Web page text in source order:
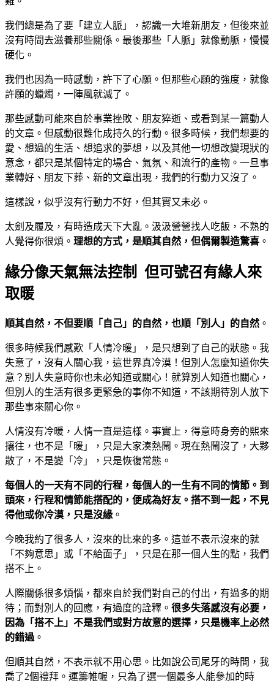
我們總是為了要「建立人脈」，認識一大堆新朋友，但後來並
沒有時間去滋養那些關係。最後那些「人脈」就像動脈，慢慢
硬化。
我們也因為一時感動，許下了心願。但那些心願的強度，就像
許願的蠟燭，一陣風就滅了。
那些感動可能來自於事業挫敗、朋友猝逝、或看到某一篇動人
的文章。但感動很難化成持久的行動。很多時候，我們想要的
愛、想過的生活、想追求的夢想，以及其他一切想改變現狀的
意念，都只是某個特定的場合、氣氛、和流行的產物。一旦事
業轉好、朋友下葬、新的文章出現，我們的行動力又沒了。
這樣說，似乎沒有行動力不好，但其實又未必。
太劍及履及，有時造成天下大亂。汲汲營營找人吃飯，不熟的
人覺得你很煩。 理想的方式，是順其自然，但偶爾製造驚喜 。
緣分像天氣無法控制 但可號召有緣人來
取暖
順其自然，不但要順「自己」的自然，也順「別人」的自然 。
很多時候我們感歎「人情冷暖」，是只想到了自己的狀態。我
失意了，沒有人關心我，這世界真冷漠！但別人怎麼知道你失
意？別人失意時你也未必知道或關心！就算別人知道也關心，
但別人的生活有很多更緊急的事你不知道，不該期待別人放下
那些事來關心你。
人情沒有冷暖，人情一直是這樣。事實上，得意時身旁的熙來
攘往，也不是「暖」，只是大家湊熱鬧。現在熱鬧沒了，大夥
散了，不是變「冷」，只是恢復常態。
每個人的一天有不同的行程，每個人的一生有不同的情節。到
頭來，行程和情節能搭配的，便成為好友。搭不到一起，不見
得他或你冷漠，只是沒緣。
今晚我約了很多人，沒來的比來的多。這並不表示沒來的就
「不夠意思」或「不給面子」，只是在那一個人生的點，我們
搭不上。
人際關係很多煩惱，都來自於我們對自己的付出，有過多的期
待；而對別人的回應，有過度的詮釋。 很多失落感沒有必要，
因為「搭不上」不是我們或對方故意的選擇，只是機率上必然
的錯過 。
但順其自然，不表示就不用心思。比如說公司尾牙的時間，我
喬了2個禮拜。運籌帷幄，只為了選一個最多人能參加的時